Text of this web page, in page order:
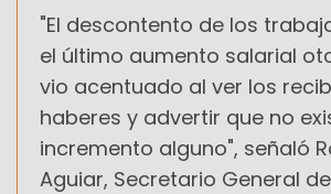
"El descontento de los
el último aumento salarial
vio acentuado al ver los
haberes y advertir que no
incremento alguno", señaló
Aguiar, Secretario General de